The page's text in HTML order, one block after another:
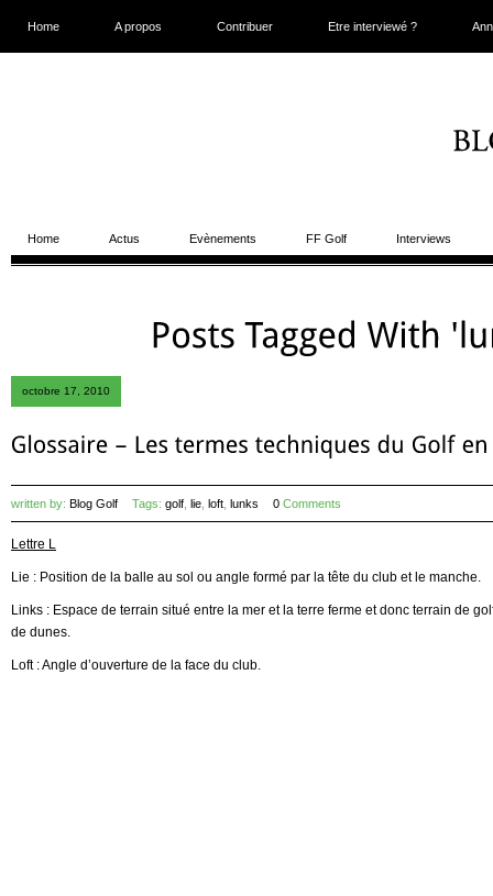
Home A propos Contribuer Etre interviewé ?
Home Actus Evènements FF Golf Interviews
octobre 17, 2010
written by: Blog Golf Tags: golf lie loft lunks 0 Comments
Lettre L
Lie : Position de la balle au sol ou angle formé par la tête du club et le manche.
Links : Espace de terrain situé entre la mer et la terre ferme et donc terrain de
de dunes.
Loft : Angle d’ouverture de la face du club.